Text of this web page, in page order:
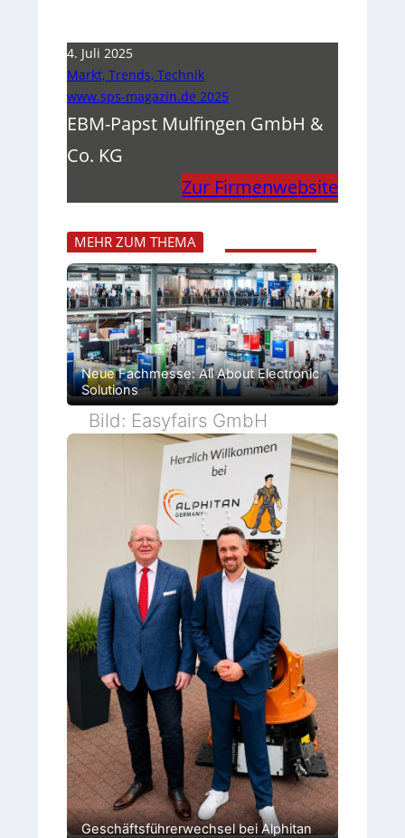
4. Juli 2025
Markt, Trends, Technik
www.sps-magazin.de 2025
EBM-Papst Mulfingen GmbH &
Co. KG
Zur Firmenwebsite
MEHR ZUM THEMA
Neue Fachmesse: All About Electronic
Solutions
Bild: Easyfairs GmbH
Geschäftsführerwechsel bei Alphitan